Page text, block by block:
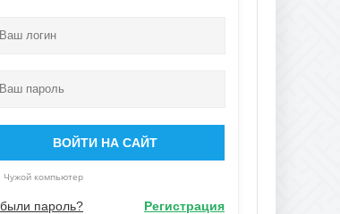
ВОЙТИ НА САЙТ
Чужой компьютер
пароль? Регистрация